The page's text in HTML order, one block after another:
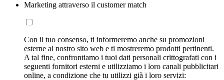
Marketing attraverso il customer match
Con il tuo consenso, ti informeremo anche su promozioni
esterne al nostro sito web e ti mostreremo prodotti pertinenti.
A tal fine, confrontiamo i tuoi dati personali crittografati con i
seguenti fornitori esterni e utilizziamo i loro canali pubblicitari
online, a condizione che tu utilizzi già i loro servizi: